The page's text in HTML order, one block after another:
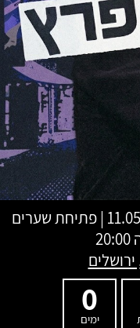
11.05.2026 | פתיחת שערים
0
ימים